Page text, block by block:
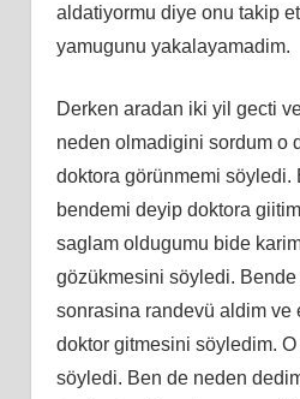
aldatiyormu diye onu takip
yamugunu yakalayamadim.
Derken aradan iki yil gecti
neden olmadigini sordum o
doktora görünmemi söyledi.
bendemi deyip doktora
saglam oldugumu bide
gözükmesini söyledi.
sonrasina randevü aldim ve
doktor gitmesini söyledim.
söyledi. Ben de neden